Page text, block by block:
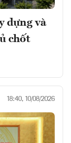
dựng và
chốt
18:40, 10/08/2026